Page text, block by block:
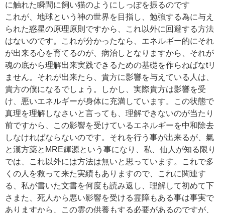
に触れた瞬間に飼い猫のようにしっぽを振るのです
これが、地球という神の世界を目指し、勉強する為に与え
られた惑星の原理原則ですから、これ以外に回避する方法
はないのです。これが分かったなら、エネルギー的にそれ
が出来る心を育てるのが、病治しとなりますから、それが
魂の底から理解出来実践できるための基礎を作らねばなtリ
ません。それが出来たら、貴方に影響を与えている人は、
貴方の僕になるでしょう。しかし、実際貴方は影響を受
け、悪いエネルギーが身体に充満しています。この状態で
真理を理解しなさいと言っても、理解できないのが当たり
前ですから、この影響を受けているエネルギーを中和除去
しなければならないのです。それを行う事が出来るが、氣
と漢方薬とMRE輝源という事になり、私、仙人が知る限り
では、これ以外には方法は無いと思っています。これで多
くの人を救って来た実績もありますので、これに関連す
る、私が書いた文書を何度も読み返し、理解して初めて下
さまた、死人から悪い影響を受ける霊障もある事は事実で
ありますから、この霊の供養もする必要があるのですが、